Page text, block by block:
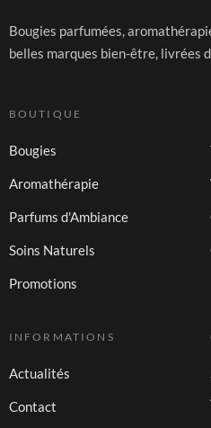
Bougies parfumées,
belles marques bien-être, livrées
BOUTIQUE
Bougies
Aromathérapie
Parfums d'Ambiance
Soins Naturels
Promotions
INFORMATIONS
Actualités
Contact